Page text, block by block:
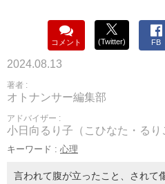
コメント (Twitter) FB
2024.08.13
著者 :
オトナンサー編集部
アドバイザー :
小日向るり子（こひなた・るり
キーワード : 心理
言われて腹が立ったこと、されて